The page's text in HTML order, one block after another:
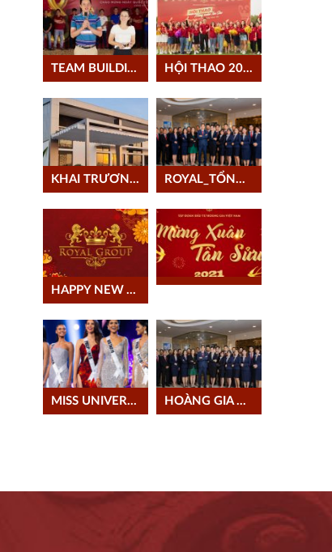
TEAM BUILDING MỪNG 08/03/2021 HỘI THAO 2020
KHAI TRƯƠNG VĂN PHÒNG LONG AN ROYAL_TỔNG KẾT NĂM 2020
HAPPY NEW YEAR 2021
MISS UNIVERSE HOÀNG GIA 2020: KẾT SỨC MẠNH, NỐI THÀNH CÔNG